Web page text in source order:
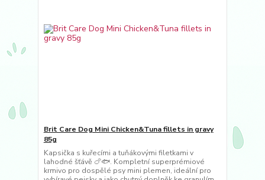
Brit Care Dog Mini Chicken&Tuna fillets in gravy
85g
Kapsička s kuřecími a tuňákovými filetkami v
lahodné šťávě 🍗🐟. Kompletní superprémiové
krmivo pro dospělé psy mini plemen, ideální pro